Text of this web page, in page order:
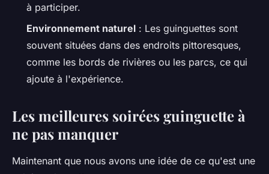
à participer.
Environnement naturel : Les guinguettes sont
souvent situées dans des endroits pittoresques,
comme les bords de rivières ou les parcs, ce qui
ajoute à l'expérience.
Les meilleures soirées guinguette à
ne pas manquer
Maintenant que nous avons une idée de ce qu'est une